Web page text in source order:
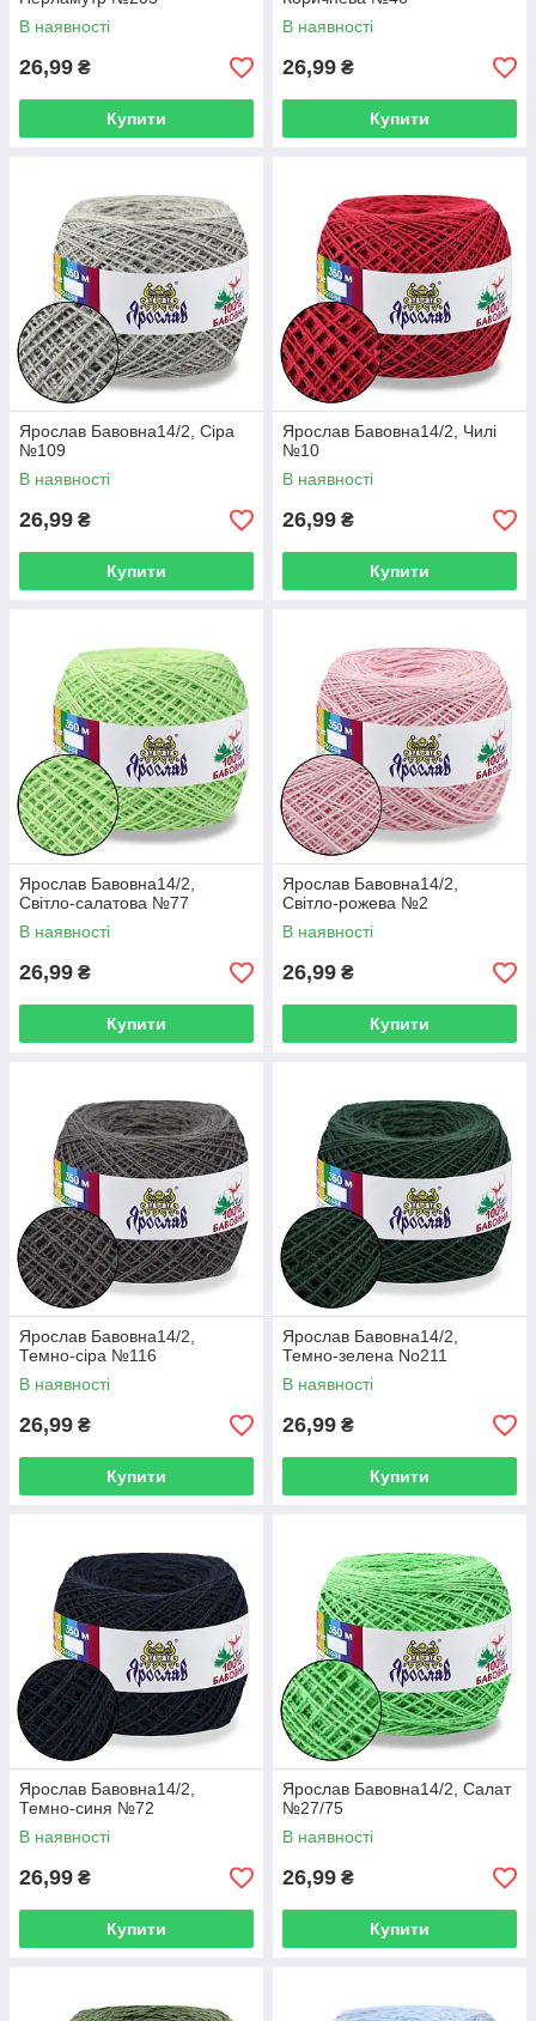
В наявності
26,99 ₴
Купити
В наявності
26,99 ₴
Купити
Ярослав Бавовна14/2, Сіра
№109
В наявності
26,99 ₴
Купити
Ярослав Бавовна14/2, Чилі
№10
В наявності
26,99 ₴
Купити
Ярослав Бавовна14/2,
Світло-салатова №77
В наявності
26,99 ₴
Купити
Ярослав Бавовна14/2,
Світло-рожева №2
В наявності
26,99 ₴
Купити
Ярослав Бавовна14/2,
Темно-сіра №116
В наявності
26,99 ₴
Купити
Ярослав Бавовна14/2,
Темно-зелена No211
В наявності
26,99 ₴
Купити
Ярослав Бавовна14/2,
Темно-синя №72
В наявності
26,99 ₴
Купити
Ярослав Бавовна14/2, Салат
№27/75
В наявності
26,99 ₴
Купити